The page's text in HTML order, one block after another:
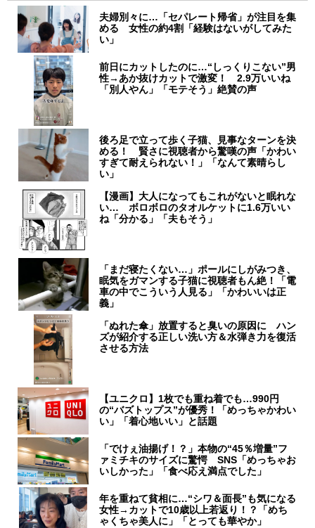
夫婦別々に…「セパレート帰省」が注目を集
める 女性の約4割「経験はないがしてみた
い」
前日にカットしたのに…“しっくりこない”男
性→あか抜けカットで激変！ 2.9万いいね
「別人やん」「モテそう」絶賛の声
後ろ足で立って歩く子猫、見事なターンを決
める！ 賢さに視聴者から驚嘆の声「かわい
すぎて耐えられない！」「なんて素晴らし
い」
【漫画】大人になってもこれがないと眠れな
い… ボロボロのタオルケットに1.6万いい
ね「分かる」「夫もそう」
「まだ寝たくない…」ポールにしがみつき、
眠気をガマンする子猫に視聴者もん絶！「電
車の中でこういう人見る」「かわいいは正
義」
「ぬれた傘」放置すると臭いの原因に ハン
ズが紹介する正しい洗い方＆水弾き力を復活
させる方法
【ユニクロ】1枚でも重ね着でも…990円
の“バズトップス”が優秀！「めっちゃかわい
い」「着心地いい」と話題
「でけぇ油揚げ！？」本物の“45％増量”フ
ァミチキのサイズに驚愕 SNS「めっちゃお
いしかった」「食べ応え満点でした」
年を重ねて貧相に…“シワ＆面長”も気になる
女性→カットで10歳以上若返り！？「めち
ゃくちゃ美人に」「とっても華やか」